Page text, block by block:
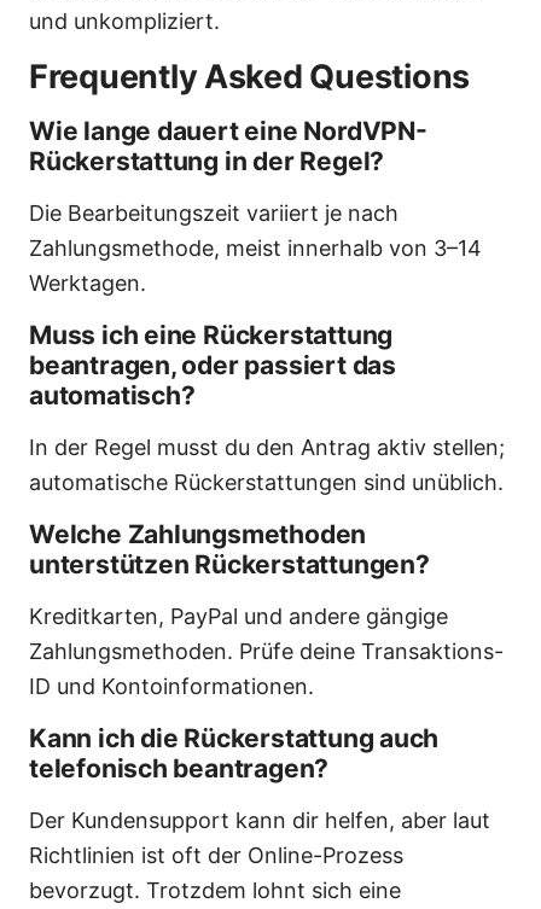
und unkompliziert.
Frequently Asked Questions
Wie lange dauert eine NordVPN-
Rückerstattung in der Regel?
Die Bearbeitungszeit variiert je nach
Zahlungsmethode, meist innerhalb von 3–14
Werktagen.
Muss ich eine Rückerstattung
beantragen, oder passiert das
automatisch?
In der Regel musst du den Antrag aktiv stellen;
automatische Rückerstattungen sind unüblich.
Welche Zahlungsmethoden
unterstützen Rückerstattungen?
Kreditkarten, PayPal und andere gängige
Zahlungsmethoden. Prüfe deine Transaktions-
ID und Kontoinformationen.
Kann ich die Rückerstattung auch
telefonisch beantragen?
Der Kundensupport kann dir helfen, aber laut
Richtlinien ist oft der Online-Prozess
bevorzugt. Trotzdem lohnt sich eine